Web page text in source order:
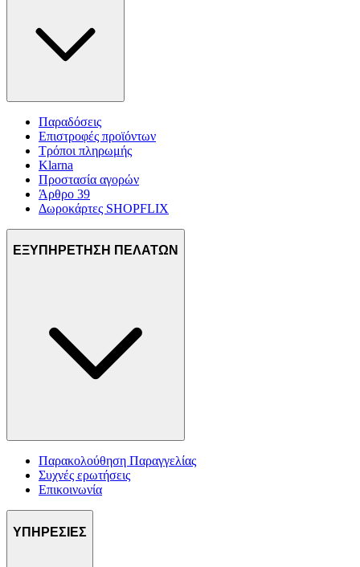
Παραδόσεις
Επιστροφές προϊόντων
Τρόποι πληρωμής
Klarna
Προστασία αγορών
Άρθρο 39
Δωροκάρτες SHOPFLIX
ΕΞΥΠΗΡΕΤΗΣΗ ΠΕΛΑΤΩΝ
Παρακολούθηση Παραγγελίας
Συχνές ερωτήσεις
Επικοινωνία
ΥΠΗΡΕΣΙΕΣ